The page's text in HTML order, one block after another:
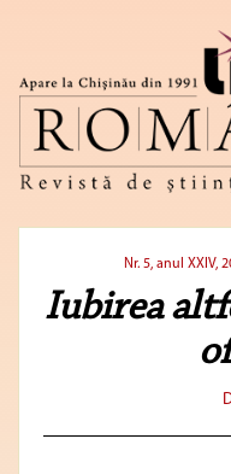
Nr. 5, anul XXIV,
Iubirea